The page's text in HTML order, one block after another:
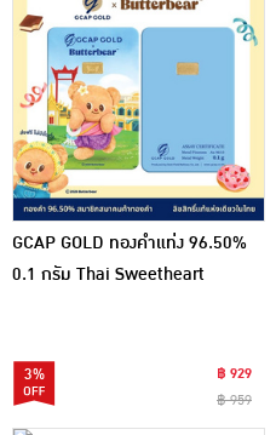
GCAP GOLD ทองคำแท่ง 96.50%
0.1 กรัม Thai Sweetheart
3%
฿ 929
฿ 959